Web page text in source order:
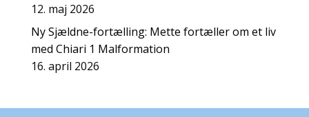
12. maj 2026
Ny Sjældne-fortælling: Mette fortæller om et liv
med Chiari 1 Malformation
16. april 2026